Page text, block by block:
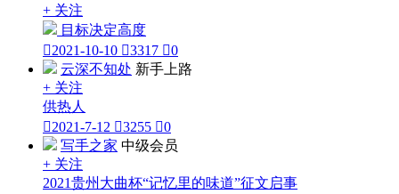
+ 关注
目标决定高度
2021-10-10 3317 0
云深不知处 新手上路
+ 关注
供热人
2021-7-12 3255 0
写手之家 中级会员
+ 关注
2021贵州大曲杯“记忆里的味道”征文启事